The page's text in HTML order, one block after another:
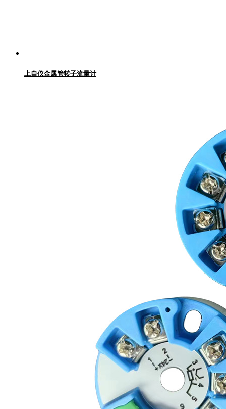
上自仪金属管转子流量计